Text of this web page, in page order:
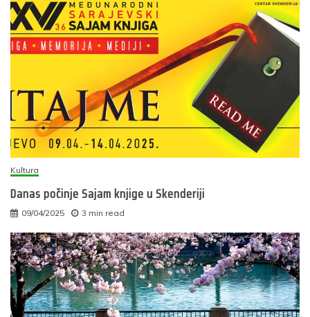
Kultura
Danas počinje Sajam knjige u Skenderiji
09/04/2025 3 min read